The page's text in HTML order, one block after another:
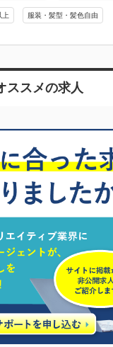
上 服装・髪型・髪色自由
ススメの求人